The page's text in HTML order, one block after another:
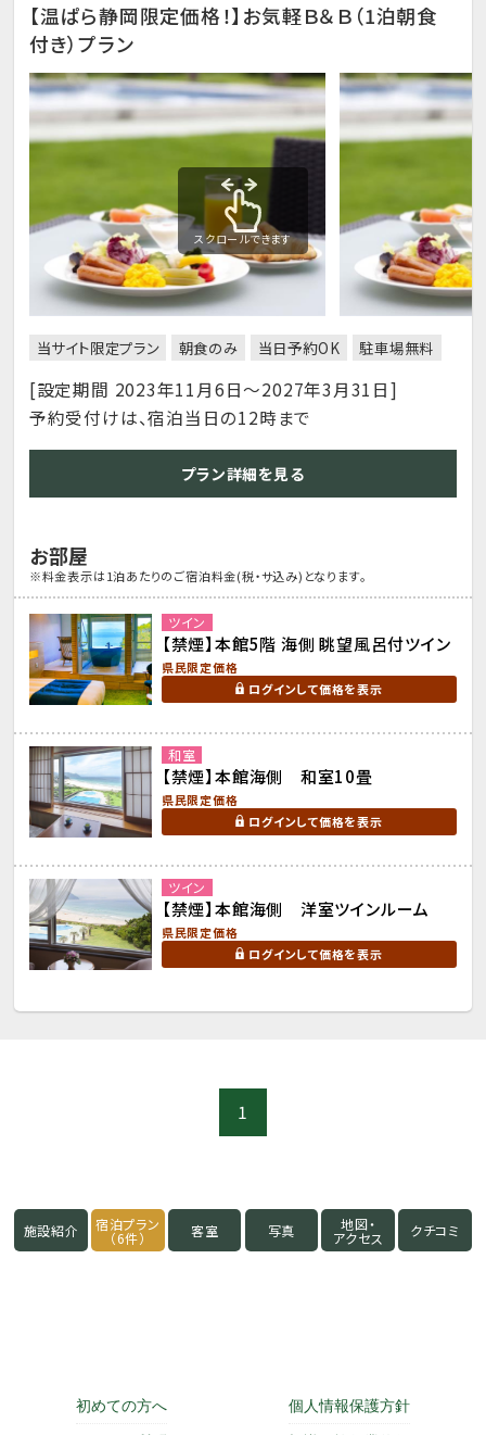
【温ぱら静岡限定価格！】お気軽Ｂ＆Ｂ（1泊朝食
付き）プラン
スクロールできます
当サイト限定プラン 朝食のみ 当日予約OK 駐車場無料
[設定期間 2023年11月6日～2027年3月31日]
予約受付けは、宿泊当日の12時まで
プラン詳細を見る
お部屋
※料金表示は1泊あたりのご宿泊料金(税・サ込み)となります。
ツイン
【禁煙】本館5階 海側 眺望風呂付ツイン
県民限定価格
ログインして価格を表示
和室
【禁煙】本館海側 和室10畳
県民限定価格
ログインして価格を表示
ツイン
【禁煙】本館海側 洋室ツインルーム
県民限定価格
ログインして価格を表示
1
施設紹介 宿泊プラン
（6件） 客室 写真 地図・
アクセス クチコミ
初めての方へ 個人情報保護方針